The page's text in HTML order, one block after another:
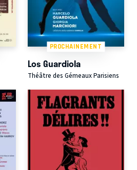
PROCHAINEMENT
Los Guardiola
Théâtre des Gémeaux Parisiens